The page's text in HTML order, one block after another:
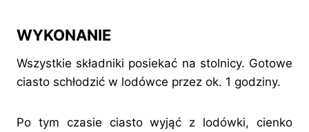
WYKONANIE
Wszystkie składniki posiekać na stolnicy. Gotowe
ciasto schłodzić w lodówce przez ok. 1 godziny.
Po tym czasie ciasto wyjąć z lodówki, cienko